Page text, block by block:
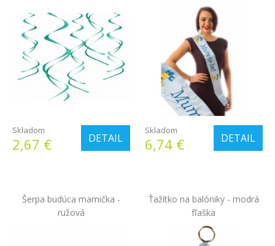
DETAIL
Skladom
2,67 € DETAIL
Skladom
6,74 €
Šerpa budúca mamička -
ružová
Ťažítko na balóniky - modrá
fľaška